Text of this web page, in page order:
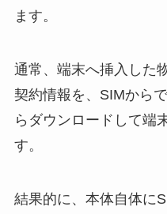
ます。
通常、端末へ挿入した
契約情報を、SIMから
らダウンロードして端
す。
結果的に、本体自体に